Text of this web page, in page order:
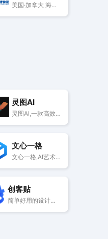
美国·加拿大 海运/空运/自营海外仓/一件代发等物流仓储服务
灵图AI
灵图AI,一款高效在线设计助手,助力设计师提升创意效率。涵盖AI绘画、素材生成、风格转换等,适用于美术、电商、游戏动画等多领域设计师。探索更多设计可能,尽在灵图AI。
文心一格
文心一格,AI艺术和创意辅助平台,依托飞桨、文心大模型的技术创新推出的“AI作画”产品,可轻松驾驭多种风格,人人皆可“一语成画”
创客贴
简单好用的设计工具,帮助你轻松完成专业设计.如AI海报、AI商品图、智能抠图、AI消除、智能改图、AI绘画、AI去水印等,输入一句话AI即可帮你完成设计